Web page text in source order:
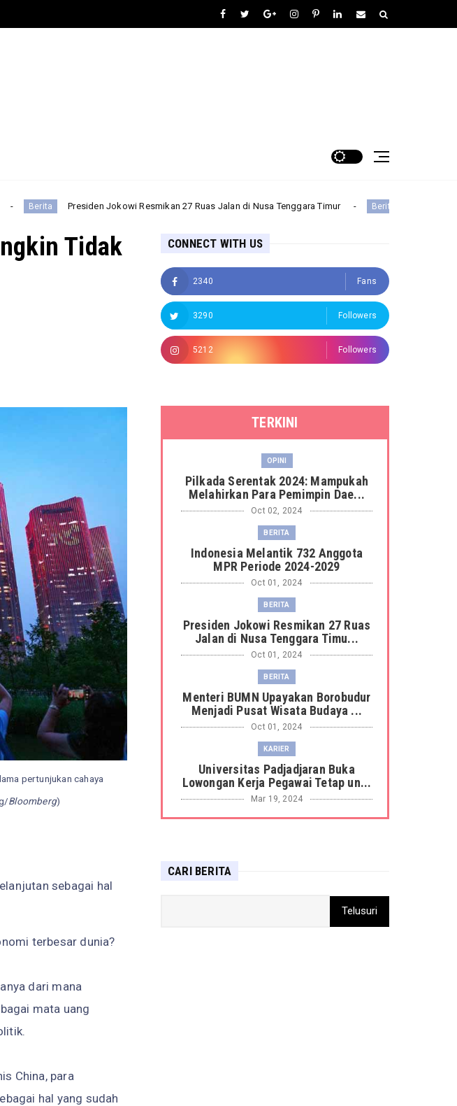
Presiden Jokowi Resmikan 27 Ruas Jalan di Nusa Tenggara Timur Berita Menteri BUMN
Tidak
pertunjukan cahaya
Bloomberg)
sebagai hal
terbesar dunia?
dari mana
mata uang
China, para
hal yang sudah
CONNECT WITH US
2340 Fans
3290 Followers
5212 Followers
TERKINI
OPINI
Pilkada Serentak 2024: Mampukah
Melahirkan Para Pemimpin Dae...
Oct 02, 2024
BERITA
Indonesia Melantik 732 Anggota
MPR Periode 2024-2029
Oct 01, 2024
BERITA
Presiden Jokowi Resmikan 27 Ruas
Jalan di Nusa Tenggara Timu...
Oct 01, 2024
BERITA
Menteri BUMN Upayakan Borobudur
Menjadi Pusat Wisata Budaya ...
Oct 01, 2024
KARIER
Universitas Padjadjaran Buka
Lowongan Kerja Pegawai Tetap un...
Mar 19, 2024
BERITA
Sandiaga: Pemerintah gunakan
pendekatan penta-helix untuk ke...
CARI BERITA